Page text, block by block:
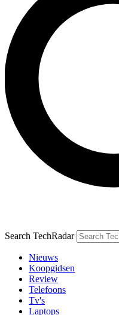
Search TechRadar
Nieuws
Koopgidsen
Review
Telefoons
Tv's
Laptops